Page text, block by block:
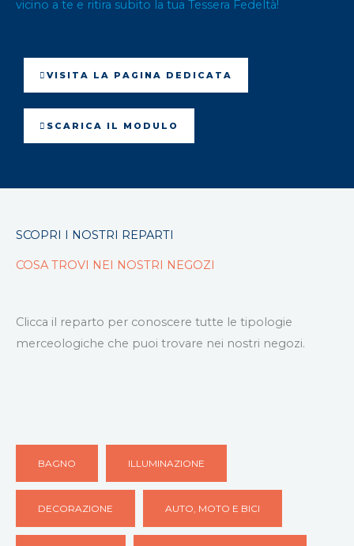
vicino a te e ritira subito la tua Tessera Fedeltà!
VISITA LA PAGINA DEDICATA
SCARICA IL MODULO
SCOPRI I NOSTRI REPARTI
COSA TROVI NEI NOSTRI NEGOZI
Clicca il reparto per conoscere tutte le tipologie
merceologiche che puoi trovare nei nostri negozi.
BAGNO ILLUMINAZIONE
DECORAZIONE AUTO, MOTO E BICI